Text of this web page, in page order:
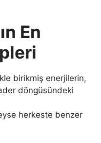
En
birikmiş enerjilerin,
döngüsündeki
herkeste benzer